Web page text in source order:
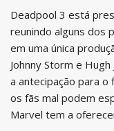
Deadpool 3 está
reunindo alguns dos
em uma única
Johnny Storm e
a antecipação para o
os fãs mal podem
Marvel tem a